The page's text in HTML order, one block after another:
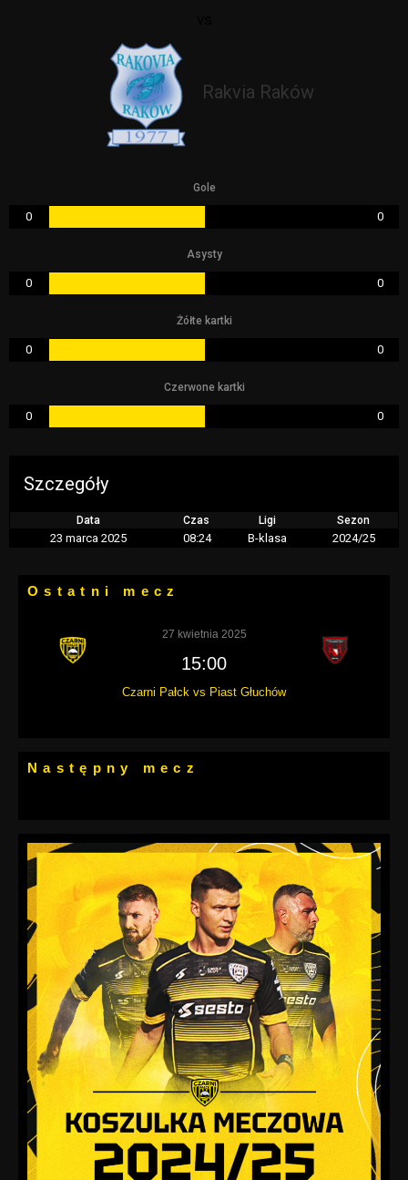
Rakvia Raków
Gole
0 0
Asysty
0 0
Żółte kartki
0 0
Czerwone kartki
0 0
Szczegóły
Data Czas Ligi Sezon
23 marca 2025 08:24 B-klasa 2024/25
Ostatni mecz
27 kwietnia 2025
15:00
Czarni Pałck vs Piast Głuchów
Następny mecz